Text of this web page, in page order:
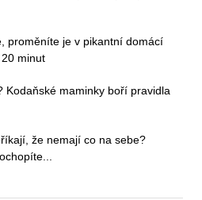
proměníte je v pikantní domácí
minut
Kodaňské maminky boří pravidla
že nemají co na sebe?